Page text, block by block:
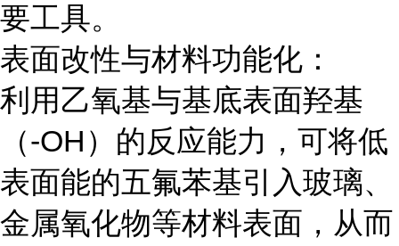
要工具。
表面改性与材料功能化：
利用乙氧基与基底表面羟基
（-OH）的反应能力，可将低
表面能的五氟苯基引入玻璃、
金属氧化物等材料表面，从而